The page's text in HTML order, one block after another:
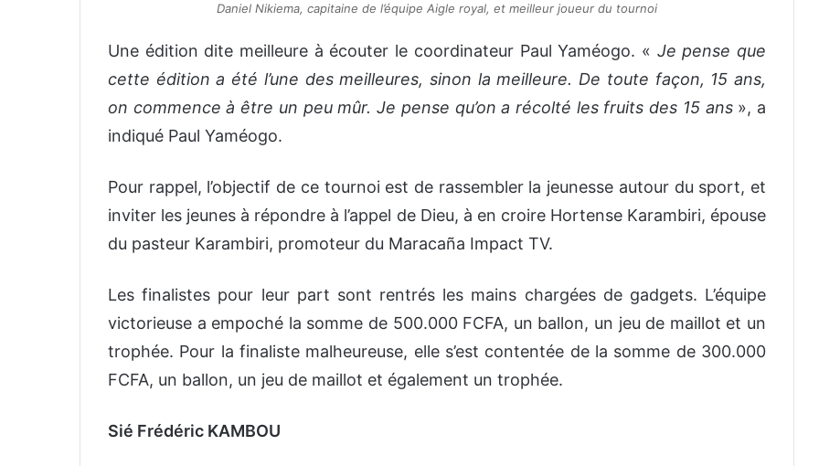
Daniel Nikiema, capitaine de l’équipe Aigle royal, et meilleur joueur du tournoi
Une édition dite meilleure à écouter le coordinateur Paul Yaméogo. « Je pense que
cette édition a été l’une des meilleures, sinon la meilleure. De toute façon, 15 ans,
on commence à être un peu mûr. Je pense qu’on a récolté les fruits des 15 ans», a
indiqué Paul Yaméogo.
Pour rappel, l’objectif de ce tournoi est de rassembler la jeunesse autour du sport, et
inviter les jeunes à répondre à l’appel de Dieu, à en croire Hortense Karambiri, épouse
du pasteur Karambiri, promoteur du Maracaña Impact TV.
Les finalistes pour leur part sont rentrés les mains chargées de gadgets. L’équipe
victorieuse a empoché la somme de 500.000 FCFA, un ballon, un jeu de maillot et un
trophée. Pour la finaliste malheureuse, elle s’est contentée de la somme de 300.000
FCFA, un ballon, un jeu de maillot et également un trophée.
Sié Frédéric KAMBOU